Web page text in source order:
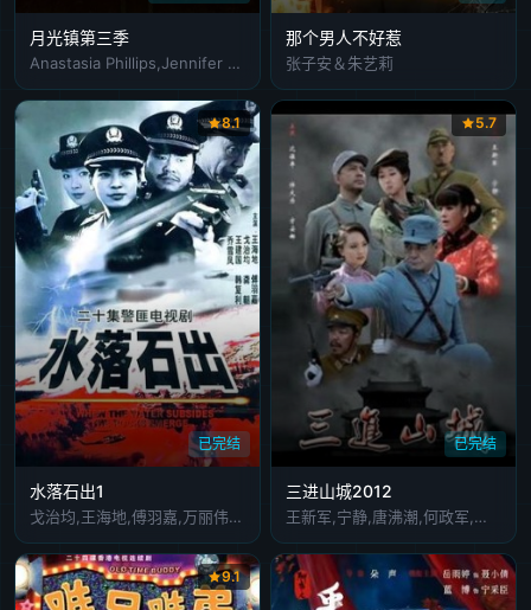
第81集 第83集 第84集
第88集
第91集 第92集 第93集 第94集 第95集
月光镇第三季
Anastasia Phillips,Jennifer Finnigan,Tom Stevens,Alexander Nunez,Emma Hunter
那个男人不好惹
张子安＆朱艺莉
已完结
8.1
水落石出1
戈治均,王海地,傅羽嘉,万丽伟,龚朝晖,乔雪凤
已完结
5.7
三进山城2012
王新军,宁静,唐沸潮,何政军,方安娜,孙茜,沈保平,荣蓉,任大为,徐亮
9.1